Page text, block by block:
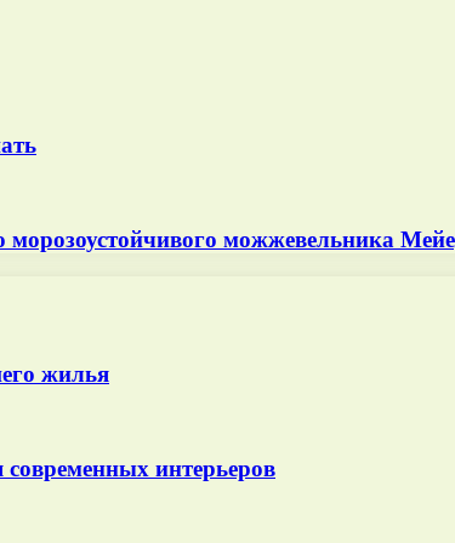
можжевельника
жилья
интерьеров